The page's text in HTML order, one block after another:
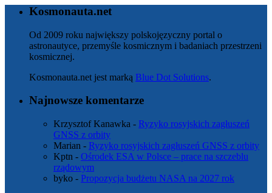
Kosmonauta.net
Od 2009 roku największy polskojęzyczny portal o
astronautyce, przemyśle kosmicznym i badaniach przestrzeni
kosmicznej.
Kosmonauta.net jest marką Blue Dot Solutions.
Najnowsze komentarze
Krzysztof Kanawka - Ryzyko rosyjskich zagłuszeń
GNSS z orbity
Marian - Ryzyko rosyjskich zagłuszeń GNSS z orbity
Kptn - Ośrodek ESA w Polsce – prace na szczeblu
rządowym
byko - Propozycja budżetu NASA na 2027 rok